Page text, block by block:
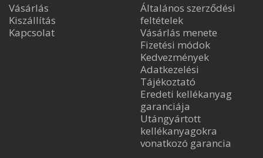
Vásárlás
Kiszállítás
Kapcsolat
Általános szerződési
feltételek
Vásárlás menete
Fizetési módok
Kedvezmények
Adatkezelési
Tájékoztató
Eredeti kellékanyag
garanciája
Utángyártott
kellékanyagokra
vonatkozó garancia